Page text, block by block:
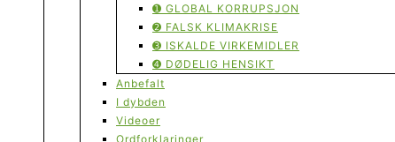
➊ GLOBAL KORRUPSJON
➋ FALSK KLIMAKRISE
➌ ISKALDE VIRKEMIDLER
➍ DØDELIG HENSIKT
Anbefalt
I dybden
Videoer
Ordforklaringer